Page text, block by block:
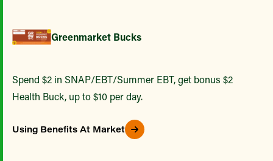
Greenmarket Bucks
Spend $2 in SNAP/EBT/Summer EBT, get bonus $2
Health Buck, up to $10 per day.
Using Benefits At Market